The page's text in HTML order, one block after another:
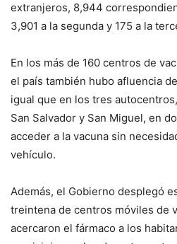
extranjeros, 8,944
3,901 a la segunda y 175 a la
En los más de 160 centros de
el país también hubo afluencia
igual que en los tres
San Salvador y San Miguel, en
acceder a la vacuna sin
vehículo.
Además, el Gobierno desplegó
treintena de centros móviles de
acercaron el fármaco a los